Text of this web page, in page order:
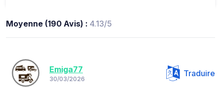
Moyenne (190 Avis) : 4.13/5
Emiga77
30/03/2026
Traduire